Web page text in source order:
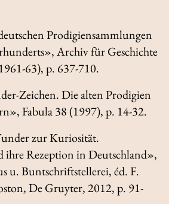
Prodigiensammlungen
Archiv für Geschichte
63), p. 637-710.
Zeichen. Die alten Prodigien
Fabula38 (1997), p. 14-32.
zur Kuriosität.
ihre Rezeption in Deutschland»,
u. Buntschriftstellerei, éd. F.
De Gruyter, 2012, p. 91-